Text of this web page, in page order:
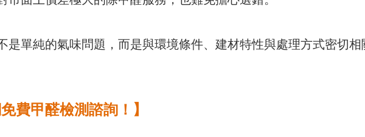
是單純的氣味問題，而是與環境條件、建材特性與處理方式密切
費甲醛檢測諮詢！】